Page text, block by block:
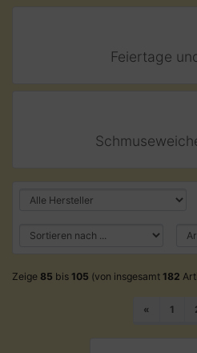
Feiertage
Zeige 85 bis 105 (von insgesamt 182
« 1